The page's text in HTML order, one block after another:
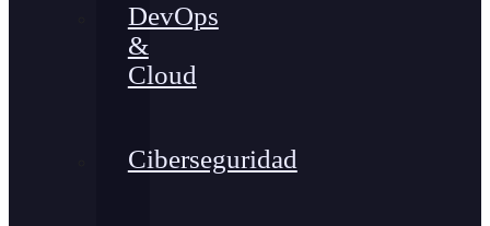
DevOps
&
Cloud
Ciberseguridad